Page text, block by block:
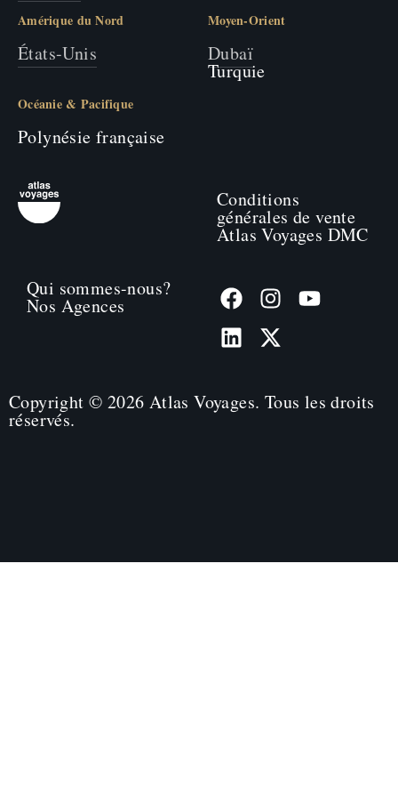
Amérique du Nord
États-Unis
Moyen-Orient
Dubaï
Turquie
Océanie & Pacifique
Polynésie française
Conditions
générales de vente
Atlas Voyages DMC
Qui sommes-nous?
Nos Agences
Copyright © 2026 Atlas Voyages. Tous les droits
réservés.